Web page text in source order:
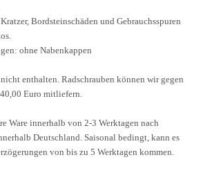
Bordsteinschäden und Gebrauchsspuren
ohne Nabenkappen
enthalten. Radschrauben können wir gegen
Euro mitliefern.
Ware innerhalb von 2-3 Werktagen nach
Deutschland. Saisonal bedingt, kann es
von bis zu 5 Werktagen kommen.